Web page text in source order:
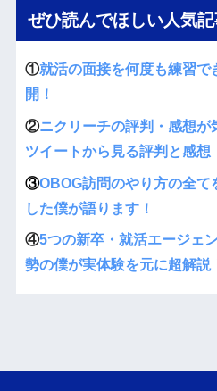
ぜひ読んでほしい人気記
①就活の面接を何度も練習で
開！
②ニクリーチの評判・感想が
ツイートから見る評判と感想
③OBOG訪問のやり方の全て
した僕が語ります！
④5つの新卒・就活エージェ
勢の僕が実体験を元に超解説